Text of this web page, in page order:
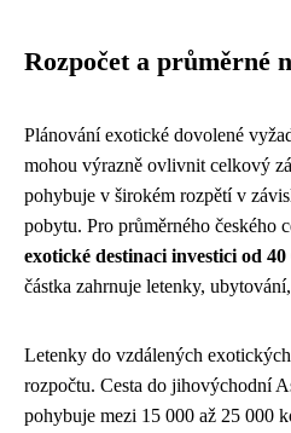
Rozpočet a průměrné
Plánování exotické dovolené
mohou výrazně ovlivnit celkový
pohybuje v širokém rozpětí v
pobytu. Pro průměrného českého
exotické destinaci investici od
částka zahrnuje letenky,
Letenky do vzdálených
rozpočtu. Cesta do jihovýchodní
pohybuje mezi 15 000 až 25 000